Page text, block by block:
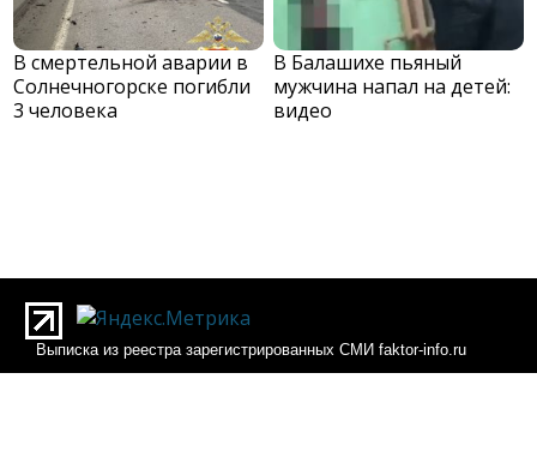
В смертельной аварии в
Солнечногорске погибли
3 человека
В Балашихе пьяный
мужчина напал на детей:
видео
Выписка из реестра зарегистрированных СМИ faktor-info.ru